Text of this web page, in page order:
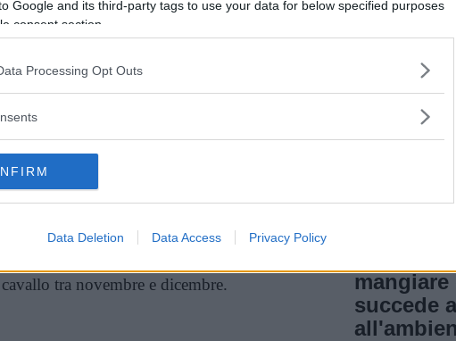
Google and its third-party tags to use your data for below specified purposes
consent section.
Processing Opt Outs
Data Deletion Data Access Privacy Policy
vegetale, dall’olio alle patate, fino alla
da consumare calda, appena
adulti e bambini e può rappresentare un
antipasto, magari da aggiungere alla lista
natalizie.
questa ricetta?
cavallo tra novembre e dicembre.
Perché
mangiare
succede